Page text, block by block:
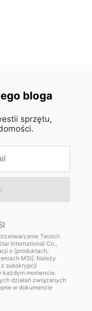
bloga
sprzętu,
Twoich
International Co.,
o [produktach,
MSI]. Należy
subskrypcji
każdym momencie.
działań związanych
w dokumencie